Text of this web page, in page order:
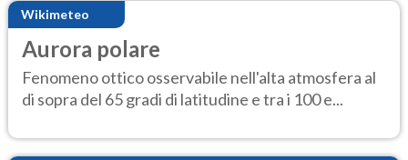
Wikimeteo
Aurora polare
Fenomeno ottico osservabile nell'alta atmosfera al
di sopra del 65 gradi di latitudine e tra i 100 e...